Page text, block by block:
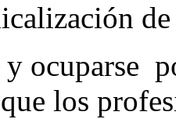
y ocuparse
los